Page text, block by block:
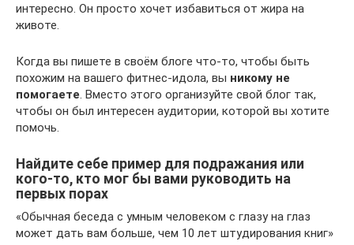
интересно. Он просто хочет избавиться от жира на
животе.
Когда вы пишете в своём блоге что-то, чтобы быть
похожим на вашего фитнес-идола, вы никому не
помогаете. Вместо этого организуйте свой блог так,
чтобы он был интересен аудитории, которой вы хотите
помочь.
Найдите себе пример для подражания или
кого-то, кто мог бы вами руководить на
первых порах
«Обычная беседа с умным человеком с глазу на глаз
может дать вам больше, чем 10 лет штудирования книг»